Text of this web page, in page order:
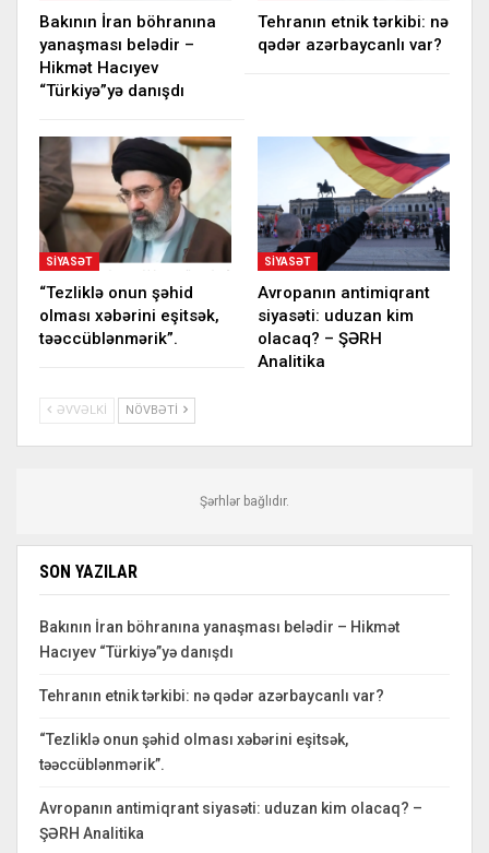
Bakının İran böhranına
yanaşması belədir –
Hikmət Hacıyev
“Türkiyə”yə danışdı
Tehranın etnik tərkibi: nə
qədər azərbaycanlı var?
SIYASƏT
“Tezliklə onun şəhid
olması xəbərini eşitsək,
təəccüblənmərik”.
SIYASƏT
Avropanın antimiqrant
siyasəti: uduzan kim
olacaq? – ŞƏRH
Analitika
ƏVVƏLKI NÖVBƏTI
Şərhlər bağlıdır.
SON YAZILAR
Bakının İran böhranına yanaşması belədir – Hikmət
Hacıyev “Türkiyə”yə danışdı
Tehranın etnik tərkibi: nə qədər azərbaycanlı var?
“Tezliklə onun şəhid olması xəbərini eşitsək,
təəccüblənmərik”.
Avropanın antimiqrant siyasəti: uduzan kim olacaq? –
ŞƏRH Analitika